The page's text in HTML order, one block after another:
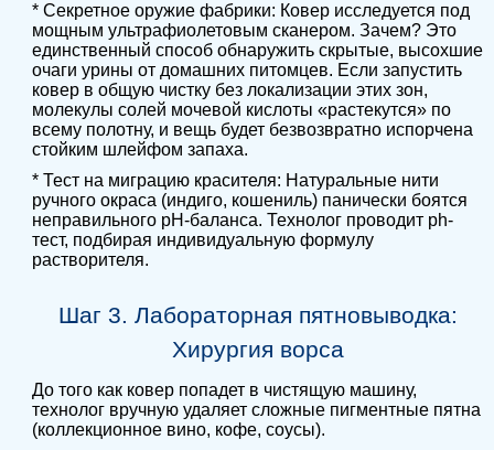
* Секретное оружие фабрики: Ковер исследуется под
мощным ультрафиолетовым сканером. Зачем? Это
единственный способ обнаружить скрытые, высохшие
очаги урины от домашних питомцев. Если запустить
ковер в общую чистку без локализации этих зон,
молекулы солей мочевой кислоты «растекутся» по
всему полотну, и вещь будет безвозвратно испорчена
стойким шлейфом запаха.
* Тест на миграцию красителя: Натуральные нити
ручного окраса (индиго, кошениль) панически боятся
неправильного pH-баланса. Технолог проводит ph-
тест, подбирая индивидуальную формулу
растворителя.
Шаг 3. Лабораторная пятновыводка:
Хирургия ворса
До того как ковер попадет в чистящую машину,
технолог вручную удаляет сложные пигментные пятна
(коллекционное вино, кофе, соусы).